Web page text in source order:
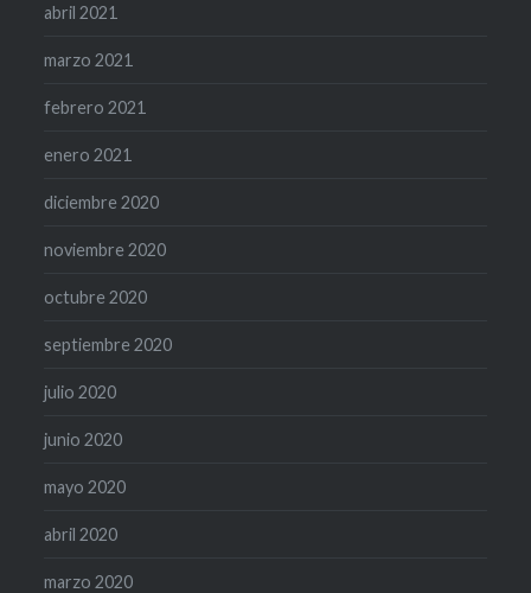
abril 2021
marzo 2021
febrero 2021
enero 2021
diciembre 2020
noviembre 2020
octubre 2020
septiembre 2020
julio 2020
junio 2020
mayo 2020
abril 2020
marzo 2020